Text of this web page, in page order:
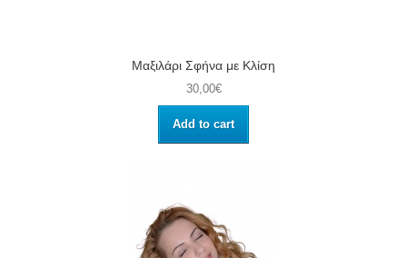
Μαξιλάρι Σφήνα με Κλίση
30,00€
Add to cart